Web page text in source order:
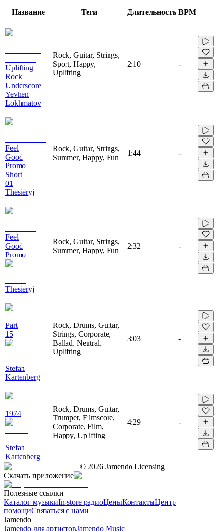
Название Теги Длительность BPM
Uplifting
Rock
Underscore
Yevhen
Lokhmatov
Rock, Guitar, Strings,
Sport, Happy,
Uplifting
2:10 -
Feel
Good
Promo
Short
01
Thesieryj
Rock, Guitar, Strings,
Summer, Happy, Fun
1:44 -
Feel
Good
Promo
Thesieryj
Rock, Guitar, Strings,
Summer, Happy, Fun
2:32 -
Part
15
Stefan
Kartenberg
Rock, Drums, Guitar,
Strings, Corporate,
Ballad, Neutral,
Uplifting
3:03 -
1974
Stefan
Kartenberg
Rock, Drums, Guitar,
Trumpet, Filmscore,
Corporate, Film,
Happy, Uplifting
4:29 -
© 2026 Jamendo Licensing
Скачать приложение
Полезные ссылки
Каталог музыкиIn-store радиоЦеныКонтактыЦентр
помощиСвязаться с нами
Jamendo
Jamendo для артистовJamendo Music